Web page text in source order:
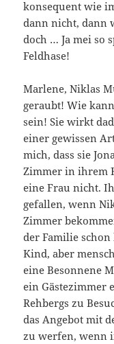
konsequent wie
dann nicht, dann
doch … Ja mei so
Feldhase!
Marlene, Niklas
geraubt! Wie
sein! Sie wirkt
einer gewissen
mich, dass sie
Zimmer in ihrem
eine Frau nicht.
gefallen, wenn
Zimmer
der Familie
Kind, aber
eine Besonnene
ein Gästezimmer
Rehbergs zu
das Angebot mit
zu werfen, wenn